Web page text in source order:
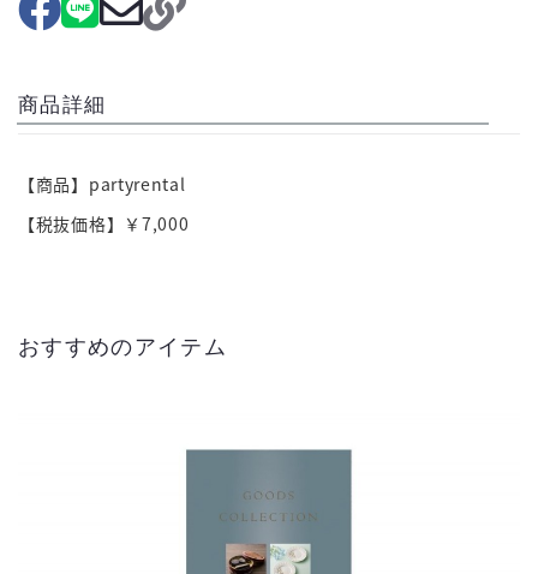
商品詳細
【商品】partyrental
【税抜価格】￥7,000
おすすめのアイテム